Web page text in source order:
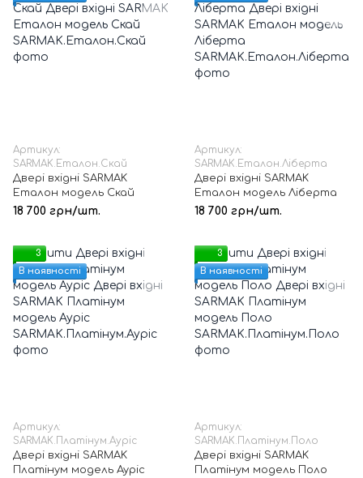
Артикул:
SARMAK.Еталон.Скай
Двері вхідні SARMAK
Еталон модель Скай
18 700 грн/шт.
Артикул:
SARMAK.Еталон.Ліберта
Двері вхідні SARMAK
Еталон модель Ліберта
18 700 грн/шт.
3
В наявності
Артикул:
SARMAK.Платінум.Ауріс
Двері вхідні SARMAK
Платінум модель Ауріс
3
В наявності
Артикул:
SARMAK.Платінум.Поло
Двері вхідні SARMAK
Платінум модель Поло